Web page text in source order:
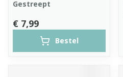
Gestreept
€ 7,99
Bestel